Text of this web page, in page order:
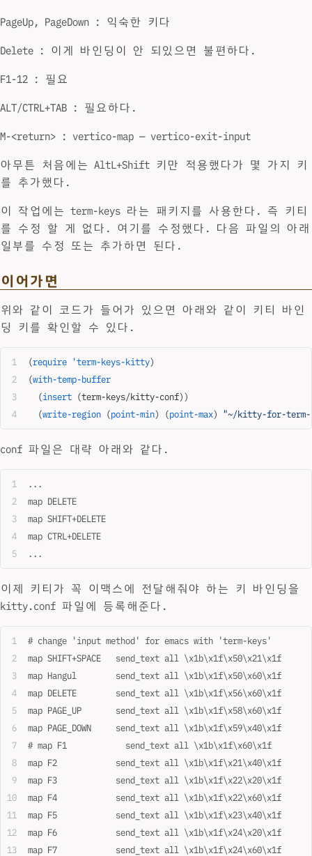
PageUp, PageDown : 익숙한 키다
Delete : 이게 바인딩이 안 되있으면 불편하다.
F1-12 : 필요
ALT/CTRL+TAB : 필요하다.
M-<return> : vertico-map — vertico-exit-input
아무튼 처음에는 AltL+Shift 키만 적용했다가 몇 가지 키
를 추가했다.
이 작업에는 term-keys 라는 패키지를 사용한다. 즉 키티
를 수정 할 게 없다. 여기를 수정했다. 다음 파일의 아래
일부를 수정 또는 추가하면 된다.
이어가면
위와 같이 코드가 들어가 있으면 아래와 같이 키티 바인
딩 키를 확인할 수 있다.
(require 'term-keys-kitty)
(with-temp-buffer
  (
insert (term-keys/kitty-conf))
  (
write-region (point-min) (point-max) "~/kitty-for-term-
conf 파일은 대략 아래와 같다.
...
map DELETE
map SHIFT+DELETE
map CTRL+DELETE
...
이제 키티가 꼭 이맥스에 전달해줘야 하는 키 바인딩을
kitty.conf 파일에 등록해준다.
# change 'input method' for emacs with 'term-keys'
map SHIFT+SPACE   send_text all \x1b\x1f\x50\x21\x1f
map Hangul        send_text all \x1b\x1f\x50\x60\x1f
map DELETE        send_text all \x1b\x1f\x56\x60\x1f
map PAGE_UP       send_text all \x1b\x1f\x58\x60\x1f
map PAGE_DOWN     send_text all \x1b\x1f\x59\x40\x1f
# map F1            send_text all \x1b\x1f\x60\x1f
map F2            send_text all \x1b\x1f\x21\x40\x1f
map F3            send_text all \x1b\x1f\x22\x20\x1f
map F4            send_text all \x1b\x1f\x22\x60\x1f
map F5            send_text all \x1b\x1f\x23\x40\x1f
map F6            send_text all \x1b\x1f\x24\x20\x1f
map F7            send_text all \x1b\x1f\x24\x60\x1f